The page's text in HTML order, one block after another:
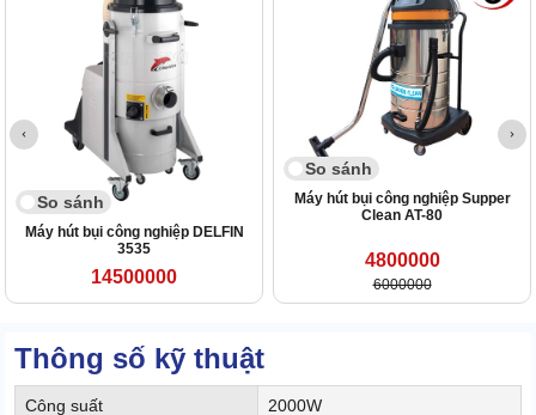
So sánh
Máy hút bụi công nghiệp DELFIN
3535
14500000
So sánh
Máy hút bụi công nghiệp Supper
Clean AT-80
4800000
6000000
Thông số kỹ thuật
Công suất 2000W